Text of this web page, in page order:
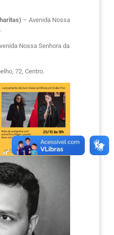
– Avenida Nossa
Nossa Senhora da
72, Centro.